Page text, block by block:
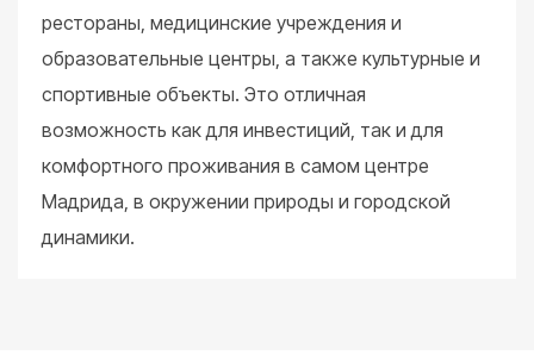
рестораны, медицинские учреждения и
образовательные центры, а также культурные и
спортивные объекты. Это отличная
возможность как для инвестиций, так и для
комфортного проживания в самом центре
Мадрида, в окружении природы и городской
динамики.